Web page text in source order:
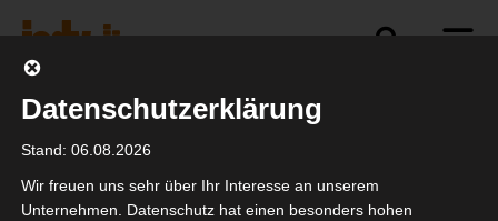
Selbstständigkeit
Datenschutzerklärung
Stand: 06.08.2026
Wir freuen uns sehr über Ihr Interesse an unserem
Unternehmen. Datenschutz hat einen besonders hohen